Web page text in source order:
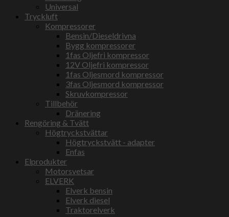
Universal
Tryckluft
Kompressorer
Bensin/Dieseldrivna
Bygg kompressorer
1fas Oljefri kompressor
12V Oljefri kompressor
1fas Oljesmord kompressor
3fas Oljesmord kompressor
Skruvkompressor
Tillbehör
Dränering
Rengöring & Tvätt
Högtryckstvättar
Högtryckstvätt - adapter
Enfas
Elprodukter
Motorsvetsar
ELVERK
Elverk bensin
Elverk diesel
Traktorelverk